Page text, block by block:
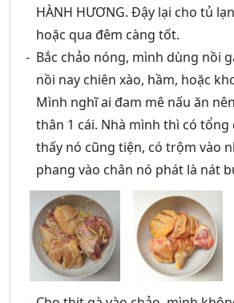
HÀNH HƯƠNG. Đậy lại cho tủ
hoặc qua đêm càng tốt.
Bắc chảo nóng, mình dùng nồi
nồi nay chiên xào, hầm, hoặc
Mình nghĩ ai đam mê nấu ăn
thân 1 cái. Nhà mình thì có tổng
thấy nó cũng tiện, có trộm vào
phang vào chân nó phát là nát